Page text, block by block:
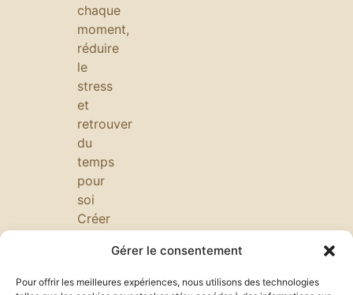
Gérer le consentement
Pour offrir les meilleures expériences, nous utilisons des technologies
chaque
moment,
réduire
le
stress
et
retrouver
du
temps
pour
soi
Créer
ambiance
calme